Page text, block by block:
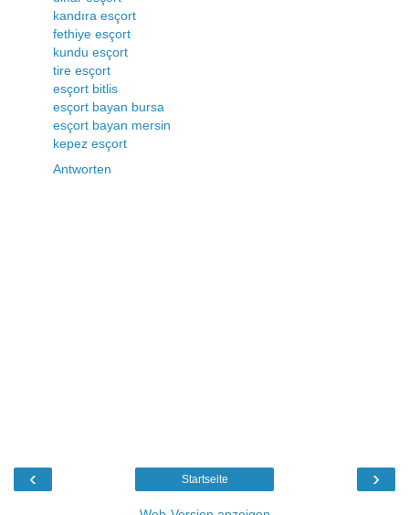
kandıra esçort
fethiye esçort
kundu esçort
tire esçort
esçort bitlis
esçort bayan bursa
esçort bayan mersin
kepez esçort
Antworten
‹ ›
Startseite